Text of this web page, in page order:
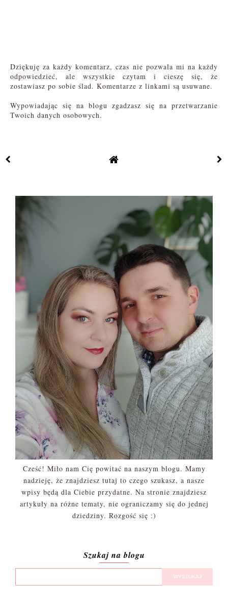
Dziękuję za każdy komentarz, czas nie pozwala mi na każdy
odpowiedzieć, ale wszystkie czytam i cieszę się, że
zostawiasz po sobie ślad. Komentarze z linkami są usuwane.
Wypowiadając się na blogu zgadzasz się na przetwarzanie
Twoich danych osobowych.
Cześć! Miło nam Cię powitać na naszym blogu. Mamy
nadzieję, że znajdziesz tutaj to czego szukasz, a nasze
wpisy będą dla Ciebie przydatne. Na stronie znajdziesz
artykuły na różne tematy, nie ograniczamy się do jednej
dziedziny. Rozgość się :)
Szukaj na blogu